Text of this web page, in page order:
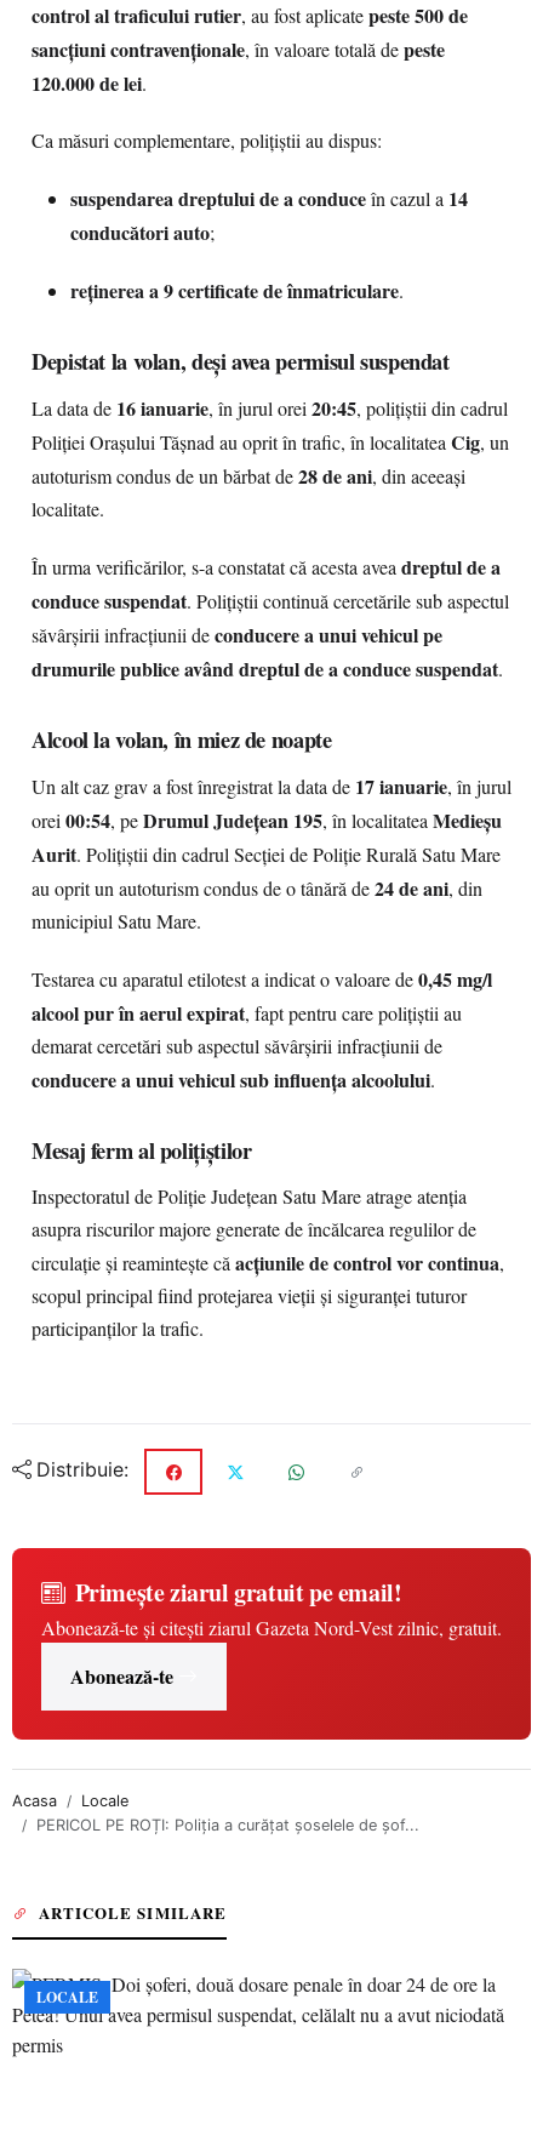
control al traficului rutier, au fost aplicatepeste 500 de
sancțiuni contravenționale, în valoare totală depeste
120.000 de lei.
Ca măsuri complementare, polițiștii au dispus:
suspendarea dreptului de a conduceîn cazul a 14
conducători auto;
reținerea a 9 certificate de înmatriculare.
Depistat la volan, deși avea permisul suspendat
La data de 16 ianuarie, în jurul orei20:45, polițiștii din cadrul
Poliției Orașului Tășnad au oprit în trafic, în localitateaCig, un
autoturism condus de un bărbat de28 de ani, din aceeași
localitate.
În urma verificărilor, s-a constatat că acesta aveadreptul de a
conduce suspendat. Polițiștii continuă cercetările sub aspectul
săvârșirii infracțiunii deconducere a unui vehicul pe
drumurile publice având dreptul de a conduce suspendat.
Alcool la volan, în miez de noapte
Un alt caz grav a fost înregistrat la data de 17 ianuarie, în jurul
orei00:54, peDrumul Județean 195, în localitateaMedieșu
Aurit. Polițiștii din cadrul Secției de Poliție Rurală Satu Mare
au oprit un autoturism condus de o tânără de24 de ani, din
municipiul Satu Mare.
Testarea cu aparatul etilotest a indicat o valoare de0,45 mg/l
alcool pur în aerul expirat, fapt pentru care polițiștii au
demarat cercetări sub aspectul săvârșirii infracțiunii de
conducere a unui vehicul sub influența alcoolului.
Mesaj ferm al polițiștilor
Inspectoratul de Poliție Județean Satu Mare atrage atenția
asupra riscurilor majore generate de încălcarea regulilor de
circulație și reamintește căacțiunile de control vor continua,
scopul principal fiind protejarea vieții și siguranței tuturor
participanților la trafic.
Distribuie:
Primește ziarul gratuit pe email!
Abonează-te și citești ziarul Gazeta Nord-Vest zilnic, gratuit.
Abonează-te
Acasa
Locale
PERICOL PE ROȚI: Poliția a curățat șoselele de șof...
ARTICOLE SIMILARE
LOCALE